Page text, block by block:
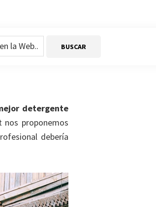
detergente
proponemos
debería